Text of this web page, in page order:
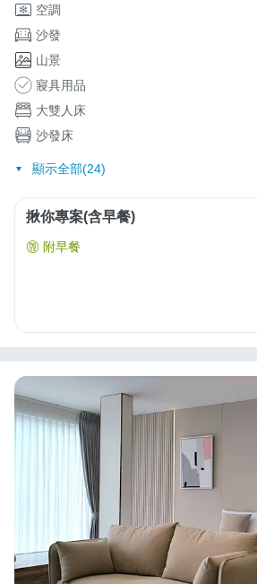
空調
沙發
山景
寢具用品
大雙人床
沙發床
顯示全部(24)
揪你專案(含早餐)
附早餐